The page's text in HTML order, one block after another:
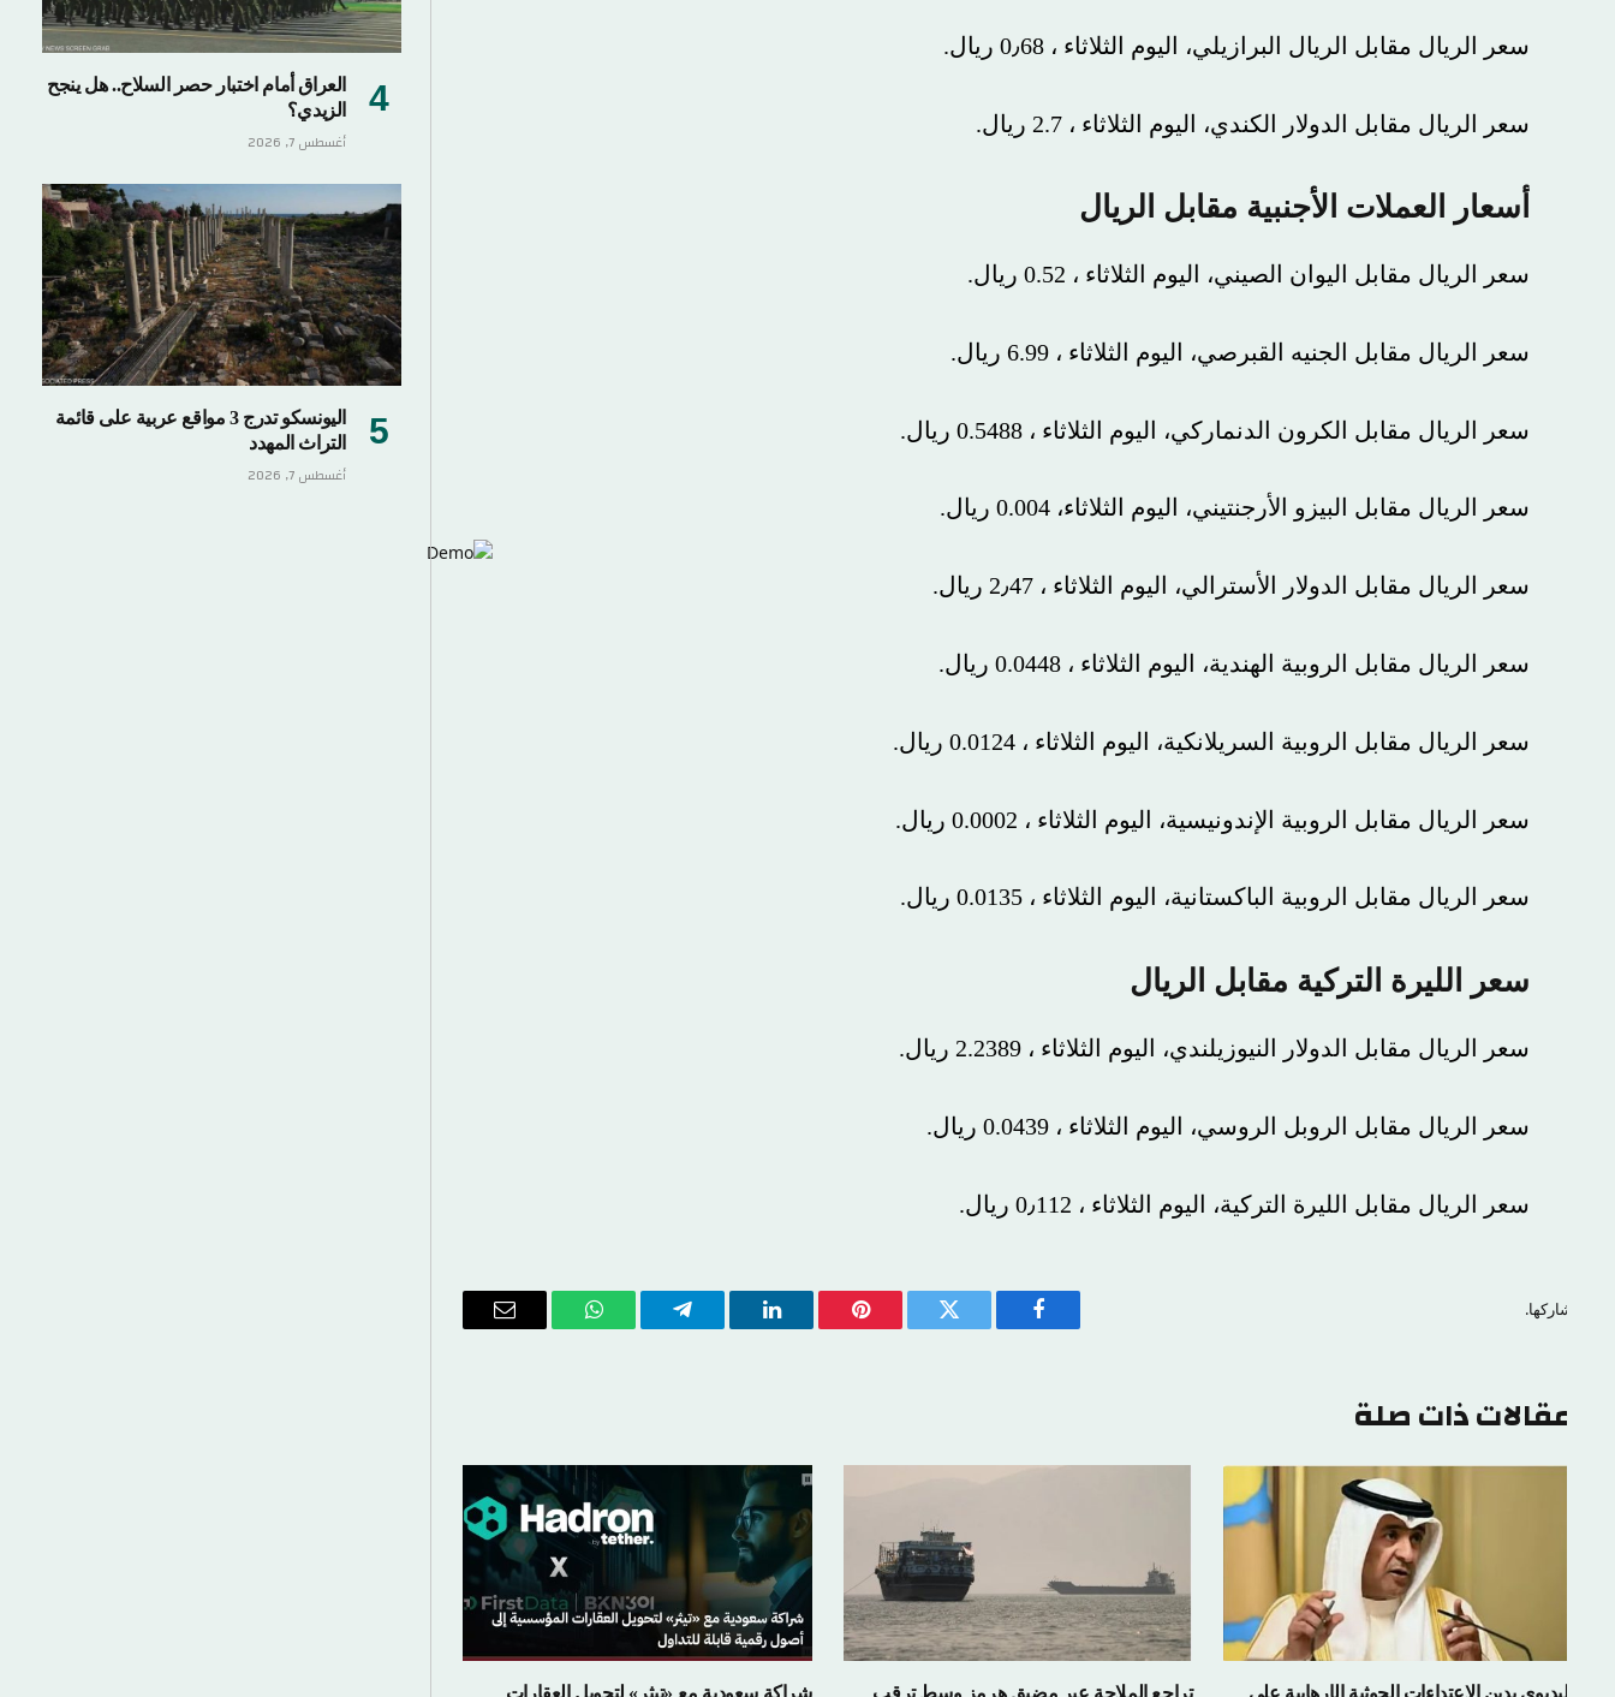
سعر الريال مقابل الريال البرازيلي، اليوم الثلاثاء ، 0٫68 ريال.
سعر الريال مقابل الدولار الكندي، اليوم الثلاثاء ، 2.7 ريال.
أسعار العملات الأجنبية مقابل الريال
سعر الريال مقابل اليوان الصيني، اليوم الثلاثاء ، 0.52 ريال.
سعر الريال مقابل الجنيه القبرصي، اليوم الثلاثاء ، 6.99 ريال.
سعر الريال مقابل الكرون الدنماركي، اليوم الثلاثاء ، 0.5488 ريال.
سعر الريال مقابل البيزو الأرجنتيني، اليوم الثلاثاء، 0.004 ريال.
سعر الريال مقابل الدولار الأسترالي، اليوم الثلاثاء ، 2٫47 ريال.
سعر الريال مقابل الروبية الهندية، اليوم الثلاثاء ، 0.0448 ريال.
سعر الريال مقابل الروبية السريلانكية، اليوم الثلاثاء ، 0.0124 ريال.
سعر الريال مقابل الروبية الإندونيسية، اليوم الثلاثاء ، 0.0002 ريال.
سعر الريال مقابل الروبية الباكستانية، اليوم الثلاثاء ، 0.0135 ريال.
سعر الليرة التركية مقابل الريال
سعر الريال مقابل الدولار النيوزيلندي، اليوم الثلاثاء ، 2.2389 ريال.
سعر الريال مقابل الروبل الروسي، اليوم الثلاثاء ، 0.0439 ريال.
سعر الريال مقابل الليرة التركية، اليوم الثلاثاء ، 0٫112 ريال.
فيسبوك
تويتر بينتيريستلينكدإن تيلقرام واتساب
البريد
ذات صلة
يدين الاعتداءات الحوثية الإرهابية على تراجع الملاحة عبر مضيق هرمز وسط ترقب شراكة سعودية مع «تيثر» لتحويل العقارات
العراق أمام اختبار حصر السلاح.. هل ينجح
الزيدي؟
أغسطس 7, 2026
اليونسكو تدرج 3 مواقع عربية على قائمة
التراث المهدد
أغسطس 7, 2026